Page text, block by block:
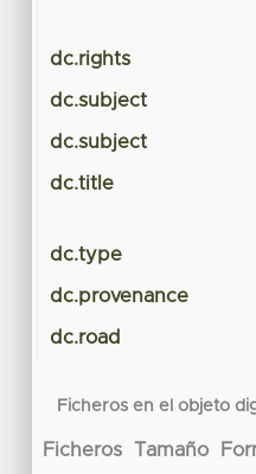
dc.rights
dc.subject
dc.subject
dc.title
dc.type
dc.provenance
dc.road
Ficheros en el objeto
Ficheros Tamaño